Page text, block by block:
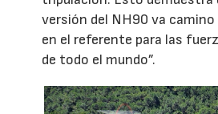
versión del NH90 va
en el referente para las
de todo el mundo”.